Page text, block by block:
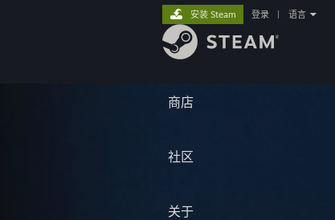
商店
社区
关于
安装 Steam 登录 语言